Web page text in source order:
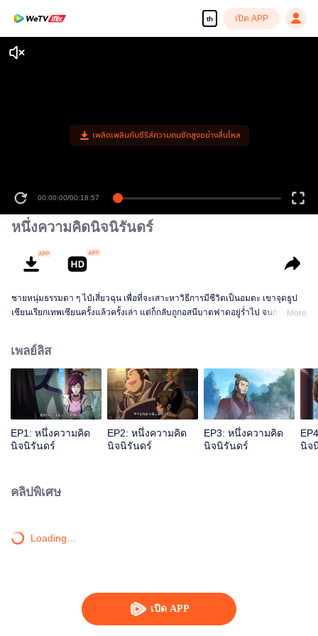
th เปิด APP
เปิด APP
เพลิดเพลินกับซีรีส์ความคมชัดสูงอย่างลื่นไหล
00:00:00/00:18:57
หนึ่งความคิดนิจนิรันดร์
ชายหนุ่มธรรมดา ๆ ไป๋เสี่ยวฉุน เพื่อที่จะเสาะหาวิธีการมีชีวิตเป็นอมตะ เขาจุดธูป
เซียนเรียกเทพเซียนครั้งแล้วครั้งเล่า แต่ก็กลับถูกอสนีบาตฟาดอยู่ร่ำไป จนกระทั่งMore
เพลย์ลิส
EP1: หนึ่งความคิด
นิจนิรันดร์
EP2: หนึ่งความคิด
นิจนิรันดร์
EP3: หนึ่งความคิด
นิจนิรันดร์
นิจ
คลิปพิเศษ
Loading…